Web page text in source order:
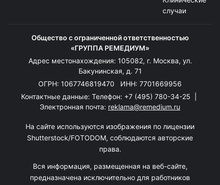
случаи
Общество с ограниченной ответственностью
«ГРУППА РЕМЕДИУМ»
Адрес местонахождения: 105082, г. Москва, ул.
Бакунинская, д. 71
ОГРН: 1067746819470 ИНН: 7701669956
Контактные данные: Телефон: +7 (495) 780-34-25
Электронная почта: reklama@remedium.ru
На сайте используются изображения по лицензии
Shutterstock/FOTODOM, соблюдаются авторские
права.
Вся информация, размещенная на веб-сайте,
предназначена исключительно для работников